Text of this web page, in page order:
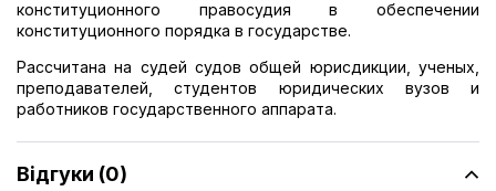
конституционного правосудия в обеспечении
конституционного порядка в государстве.
Рассчитана на судей судов общей юрисдикции, ученых,
преподавателей, студентов юридических вузов и
работников государственного аппарата.
Відгуки (0)